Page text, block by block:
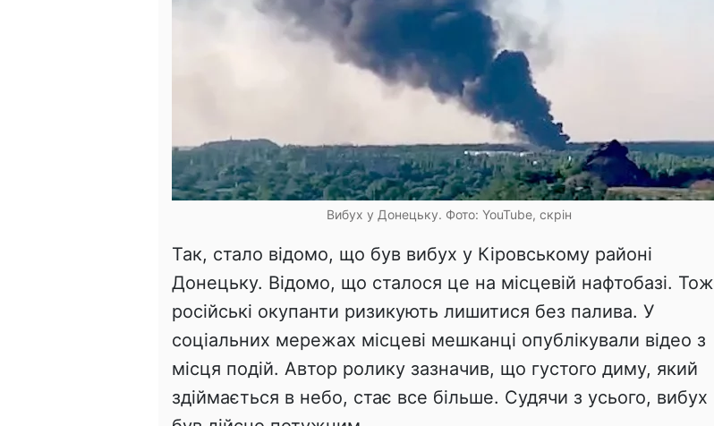
Вибух у Донецьку. Фото: YouTube, скрін
Так, стало відомо, що був вибух у Кіровському районі
Донецьку. Відомо, що сталося це на місцевій нафтобазі. Тож
російські окупанти ризикують лишитися без палива. У
соціальних мережах місцеві мешканці опублікували відео з
місця подій. Автор ролику зазначив, що густого диму, який
здіймається в небо, стає все більше. Судячи з усього, вибух